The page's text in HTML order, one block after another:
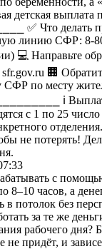
детская выплата
✅ Что делать
линию СФР: 8-
💻 Направьте
🏢
по месту
ℹ️
с 1 по 25
не потерять!
с
8–10 часов, а
в потолок без
за те же
рабочего дня?
не придёт, и